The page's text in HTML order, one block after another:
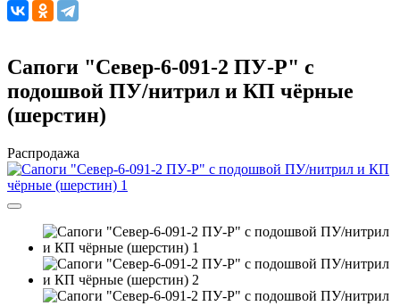
Сапоги "Север-6-091-2 ПУ-Р" с
подошвой ПУ/нитрил и КП чёрные
(шерстин)
Распродажа